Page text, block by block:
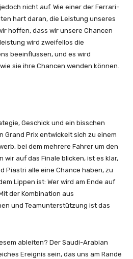
nicht auf. Wie einer der Ferrari-
hart daran, die Leistung unseres
hoffen, dass wir unsere Chancen
wird zweifellos die
beeinflussen, und es wird
sie ihre Chancen wenden können.
Geschick und ein bisschen
Grand Prix entwickelt sich zu einem
bei dem mehrere Fahrer um den
wir auf das Finale blicken, ist es klar,
Piastri alle eine Chance haben, zu
Lippen ist: Wer wird am Ende auf
der Kombination aus
und Teamunterstützung ist das
ableiten? Der Saudi-Arabian
Ereignis sein, das uns am Rande